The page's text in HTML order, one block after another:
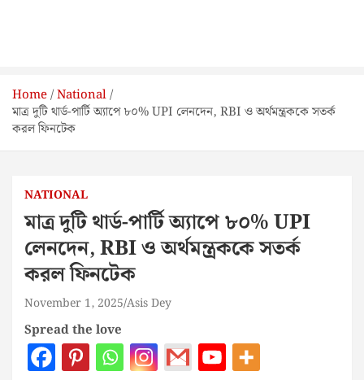
Home National
মাত্র দুটি থার্ড-পার্টি অ্যাপে ৮০% UPI লেনদেন, RBI ও অর্থমন্ত্রককে সতর্ক
করল ফিনটেক
NATIONAL
মাত্র দুটি থার্ড-পার্টি অ্যাপে ৮০% UPI
লেনদেন, RBI ও অর্থমন্ত্রককে সতর্ক
করল ফিনটেক
November 1, 2025 Asis Dey
Spread the love